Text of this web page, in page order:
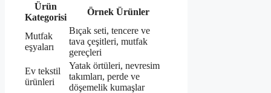
Ürün
Kategorisi
Örnek Ürünler
Mutfak
eşyaları
Bıçak seti, tencere ve
tava çeşitleri, mutfak
gereçleri
Ev tekstil
ürünleri
Yatak örtüleri, nevresim
takımları, perde ve
döşemelik kumaşlar